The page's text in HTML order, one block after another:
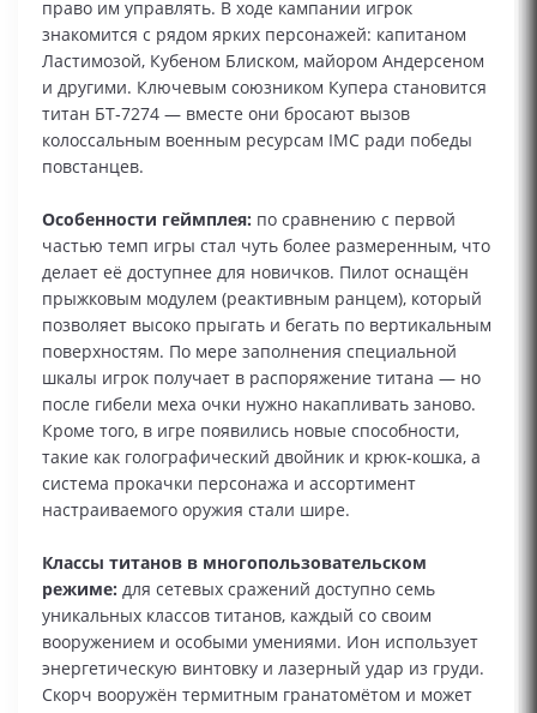
право им управлять. В ходе кампании игрок
знакомится с рядом ярких персонажей: капитаном
Ластимозой, Кубеном Блиском, майором Андерсеном
и другими. Ключевым союзником Купера становится
титан БТ‑7274 — вместе они бросают вызов
колоссальным военным ресурсам IMC ради победы
повстанцев.
Особенности геймплея: по сравнению с первой
частью темп игры стал чуть более размеренным, что
делает её доступнее для новичков. Пилот оснащён
прыжковым модулем (реактивным ранцем), который
позволяет высоко прыгать и бегать по вертикальным
поверхностям. По мере заполнения специальной
шкалы игрок получает в распоряжение титана — но
после гибели меха очки нужно накапливать заново.
Кроме того, в игре появились новые способности,
такие как голографический двойник и крюк‑кошка, а
система прокачки персонажа и ассортимент
настраиваемого оружия стали шире.
Классы титанов в многопользовательском
режиме: для сетевых сражений доступно семь
уникальных классов титанов, каждый со своим
вооружением и особыми умениями. Ион использует
энергетическую винтовку и лазерный удар из груди.
Скорч вооружён термитным гранатомётом и может